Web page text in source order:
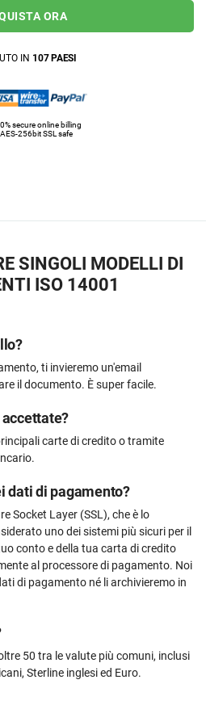
ORA
IN 107 PAESI
secure online billing
AES-256bit SSL safe
SINGOLI MODELLI DI
ISO 14001
ti invieremo un'email
il documento. È super facile.
carte di credito o tramite
dati di pagamento?
Socket Layer (SSL), che è lo
uno dei sistemi più sicuri per il
conto e della tua carta di credito
al processore di pagamento. Noi
di pagamento né li archivieremo in
50 tra le valute più comuni, inclusi
Sterline inglesi ed Euro.